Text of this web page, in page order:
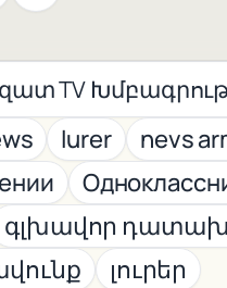
TV
lurer
nevs
գլխավոր
լուրեր